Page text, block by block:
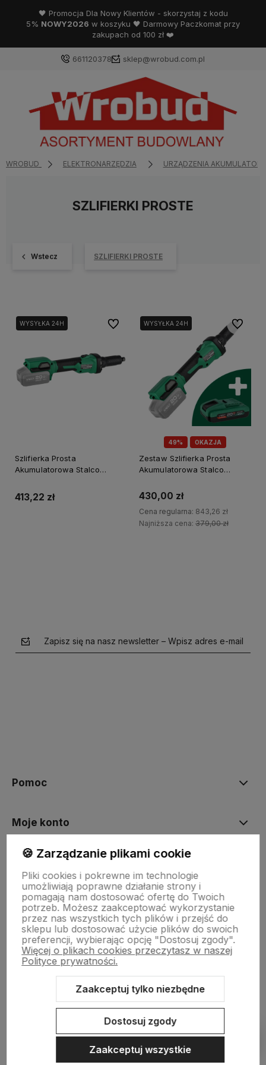
🖤 Promocja Dla Nowy Klientów - skorzystaj z kodu
5% NOWY2026 w koszyku 🖤 Darmowy Paczkomat przy
zakupach od 100 zł ❤️
661120378 sklep@wrobud.com.pl
WROBUD ELEKTRONARZĘDZIA URZĄDZENIA
SZLIFIERKI PROSTE
Wstecz SZLIFIERKI PROSTE
WYSYŁKA 24H
Szlifierka Prosta
Akumulatorowa Stalco
Volt S-97307
413,22 zł
Do ulubionych
49% OKAZJA
WYSYŁKA 24H
Zestaw Szlifierka Prosta
Akumulatorowa Stalco
4Ah
430,00 zł
Cena regularna: 843,26 zł
Najniższa cena: 379,00 zł
Do
Zapisz się na nasz newsletter – Wpisz adres e-mail
Pomoc
Moje konto
Płatności i dostawa
Informacje
O nas
Sklep internetowy Shoper.pl Szablon Shoper Modern 3.0™
🍪 Zarządzanie plikami cookie
Pliki cookies i pokrewne im technologie
umożliwiają poprawne działanie strony i
pomagają nam dostosować ofertę do Twoich
potrzeb. Możesz zaakceptować wykorzystanie
przez nas wszystkich tych plików i przejść do
sklepu lub dostosować użycie plików do swoich
preferencji, wybierając opcję "Dostosuj zgody".
Więcej o plikach cookies przeczytasz w naszej
Polityce prywatności.
Zaakceptuj tylko niezbędne
Dostosuj zgody
Zaakceptuj wszystkie